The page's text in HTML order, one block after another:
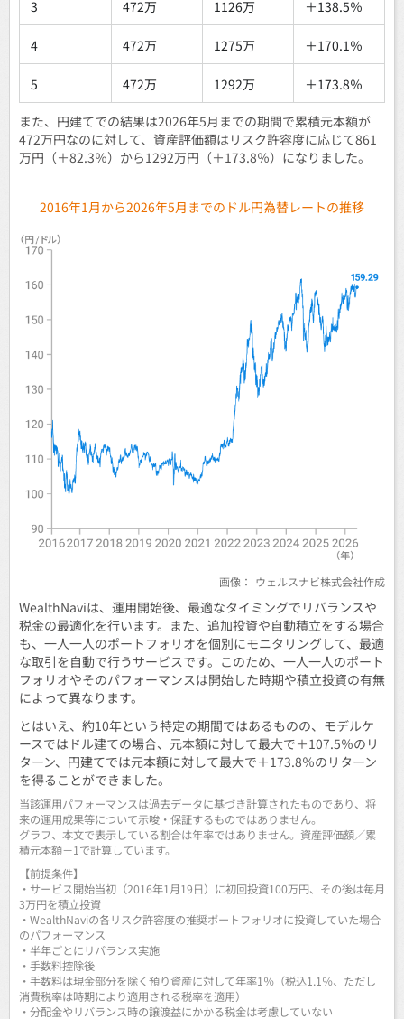
3 472万 1126万 ＋138.5％
4 472万 1275万 ＋170.1％
5 472万 1292万 ＋173.8％
また、円建てでの結果は2026年5月までの期間で累積元本額が
472万円なのに対して、資産評価額はリスク許容度に応じて861
万円（＋82.3％）から1292万円（＋173.8％）になりました。
2016年1月から2026年5月までのドル円為替レートの推移
画像： ウェルスナビ株式会社作成
WealthNaviは、運用開始後、最適なタイミングでリバランスや
税金の最適化を行います。また、追加投資や自動積立をする場合
も、一人一人のポートフォリオを個別にモニタリングして、最適
な取引を自動で行うサービスです。このため、一人一人のポート
フォリオやそのパフォーマンスは開始した時期や積立投資の有無
によって異なります。
とはいえ、約10年という特定の期間ではあるものの、モデルケ
ースではドル建ての場合、元本額に対して最大で＋107.5％のリ
ターン、円建てでは元本額に対して最大で＋173.8％のリターン
を得ることができました。
当該運用パフォーマンスは過去データに基づき計算されたものであり、将
来の運用成果等について示唆・保証するものではありません。
グラフ、本文で表示している割合は年率ではありません。資産評価額／累
積元本額－1で計算しています。
【前提条件】
・サービス開始当初（2016年1月19日）に初回投資100万円、その後は毎月
3万円を積立投資
・WealthNaviの各リスク許容度の推奨ポートフォリオに投資していた場合
のパフォーマンス
・半年ごとにリバランス実施
・手数料控除後
・手数料は現金部分を除く預り資産に対して年率1％（税込1.1％、ただし
消費税率は時期により適用される税率を適用）
・分配金やリバランス時の譲渡益にかかる税金は考慮していない